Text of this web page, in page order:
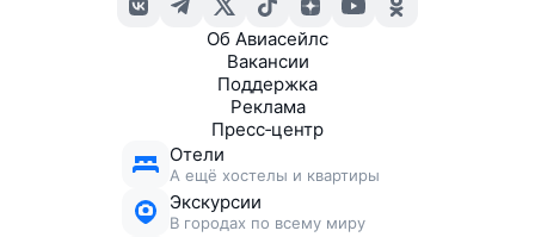
Об Авиасейлс
Вакансии
Поддержка
Реклама
Пресс‑центр
Отели
А ещё хостелы и квартиры
Экскурсии
В городах по всему миру